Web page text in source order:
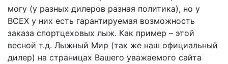
могу (у разных дилеров разная политика), но у
ВСЕХ у них есть гарантируемая возможность
заказа спортцеховых лыж. Как пример – этой
весной т.д. Лыжный Мир (так же наш официальный
дилер) на страницах Вашего уважаемого сайта